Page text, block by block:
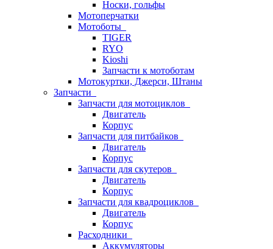
Носки, гольфы
Мотоперчатки
Мотоботы
TIGER
RYO
Kioshi
Запчасти к мотоботам
Мотокуртки, Джерси, Штаны
Запчасти
Запчасти для мотоциклов
Двигатель
Корпус
Запчасти для питбайков
Двигатель
Корпус
Запчасти для скутеров
Двигатель
Корпус
Запчасти для квадроциклов
Двигатель
Корпус
Расходники
Аккумуляторы